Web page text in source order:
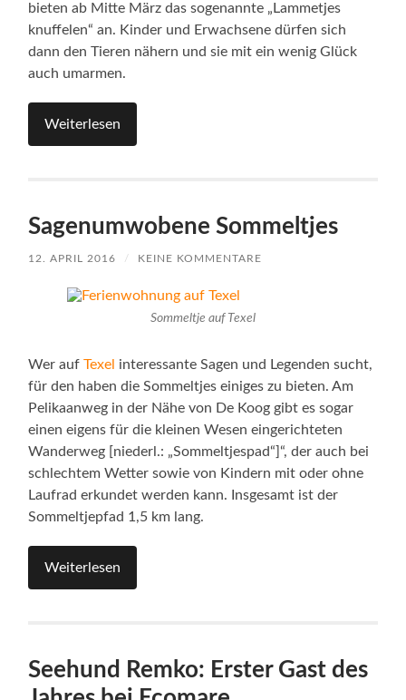
bieten ab Mitte März das sogenannte „Lammetjes
knuffelen“ an. Kinder und Erwachsene dürfen sich
dann den Tieren nähern und sie mit ein wenig Glück
auch umarmen.
Weiterlesen
Sagenumwobene Sommeltjes
12. APRIL 2016 / KEINE KOMMENTARE
Sommeltje auf Texel
Wer aufTexel interessante Sagen und Legenden sucht,
für den haben die Sommeltjes einiges zu bieten. Am
Pelikaanweg in der Nähe von De Koog gibt es sogar
einen eigens für die kleinen Wesen eingerichteten
Wanderweg [niederl.: „Sommeltjespad“]“, der auch bei
schlechtem Wetter sowie von Kindern mit oder ohne
Laufrad erkundet werden kann. Insgesamt ist der
Sommeltjepfad 1,5 km lang.
Weiterlesen
Seehund Remko: Erster Gast des